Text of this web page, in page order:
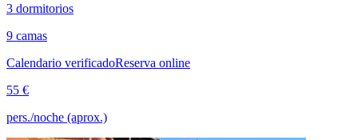
3 dormitorios
9 camas
Calendario verificadoReserva online
55 €
pers./noche (aprox.)